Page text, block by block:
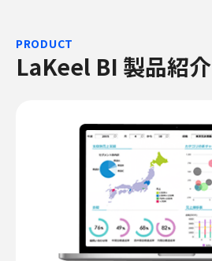
PRODUCT
LaKeel BI 製品紹介